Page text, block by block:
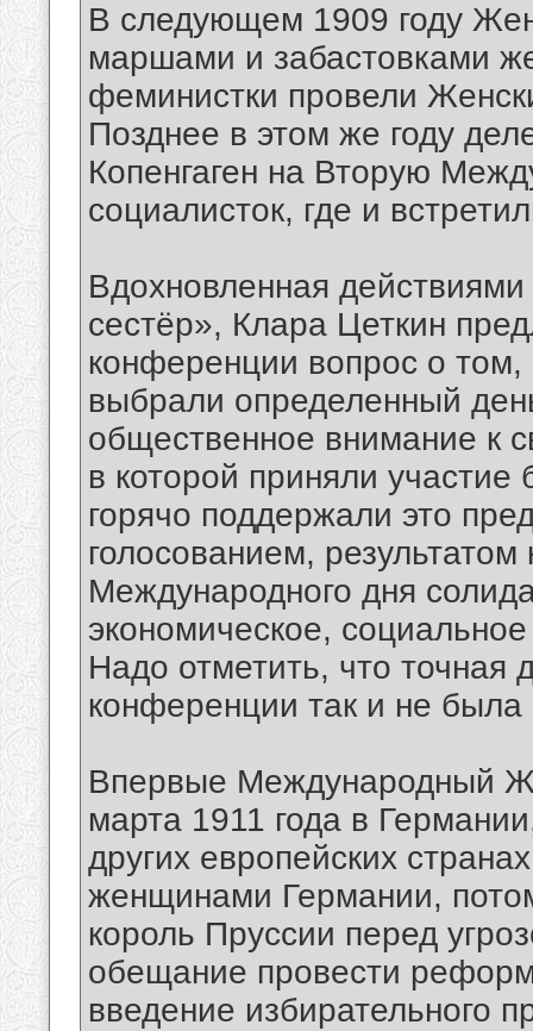
В следующем 1909 году
маршами и забастовками
феминистки провели
Позднее в этом же году
Копенгаген на Вторую
социалисток, где и
Вдохновленная
сестёр», Клара Цеткин
конференции вопрос о
выбрали определенный
общественное внимание к
в которой приняли
горячо поддержали это
голосованием,
Международного дня
экономическое,
Надо отметить, что точная
конференции так и не была
Впервые Международный
марта 1911 года в
других европейских
женщинами Германии,
король Пруссии перед
обещание провести
введение избирательного